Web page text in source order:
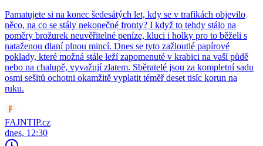
Pamatujete si na konec šedesátých let, kdy se v trafikách objevilo
něco, na co se stály nekonečné fronty? I když to tehdy stálo na
poměry brožurek neuvěřitelné peníze, kluci i holky pro to běželi s
nataženou dlaní plnou mincí. Dnes se tyto zažloutlé papírové
poklady, které možná stále leží zapomenuté v krabici na vaší půdě
nebo na chalupě, vyvažují zlatem. Sběratelé jsou za kompletní sadu
osmi sešitů ochotni okamžitě vyplatit téměř deset tisíc korun na
ruku.
FAJNTIP.cz
dnes, 12:30